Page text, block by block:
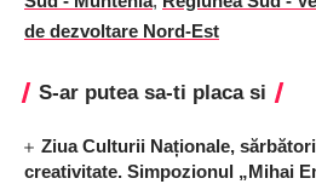
de dezvoltare Nord-Est
S-ar putea sa-ti placa si
Ziua Culturii Naționale,
creativitate. Simpozionul „Mihai